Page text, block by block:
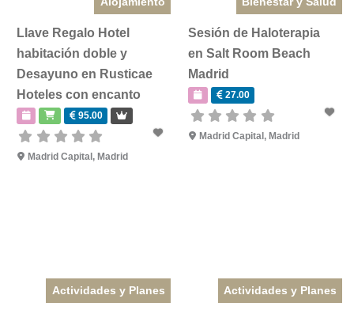
Llave Regalo Hotel
habitación doble y
Desayuno en Rusticae
Hoteles con encanto
95.00
Madrid Capital, Madrid
Sesión de Haloterapia
en Salt Room Beach
Madrid
27.00
Madrid Capital, Madrid
Actividades y Planes Actividades y Planes